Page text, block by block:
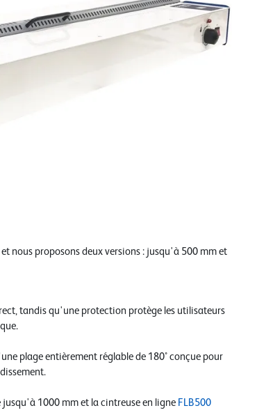
nous proposons deux versions : jusqu'à 500 mm et
tandis qu'une protection protège les utilisateurs
plage entièrement réglable de 180° conçue pour
jusqu'à 1000 mm et la cintreuse en ligne FLB500